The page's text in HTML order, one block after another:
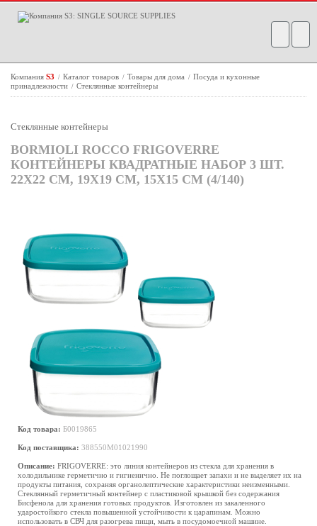
Компания S3 / Каталог товаров / Товары для дома / Посуда и кухонные
принадлежности / Стеклянные контейнеры
Стеклянные контейнеры
BORMIOLI ROCCO FRIGOVERRE
КОНТЕЙНЕРЫ КВАДРАТНЫЕ НАБОР 3 ШТ.
22Х22 СМ, 19Х19 СМ, 15Х15 СМ (4/140)
Код товара: Б0019865
Код поставщика: 388550M01021990
Описание: FRIGOVERRE: это линия контейнеров из стекла для хранения в
холодильнике герметично и гигиенично. Не поглощает запахи и не выделяет их на
продукты питания, сохраняя органолептические характеристики неизменными.
Стеклянный герметичный контейнер с пластиковой крышкой без содержания
Бисфенола для хранения готовых продуктов. Изготовлен из закаленного
ударостойкого стекла повышенной устойчивости к царапинам. Можно
использовать в СВЧ для разогрева пищи, мыть в посудомоечной машине.